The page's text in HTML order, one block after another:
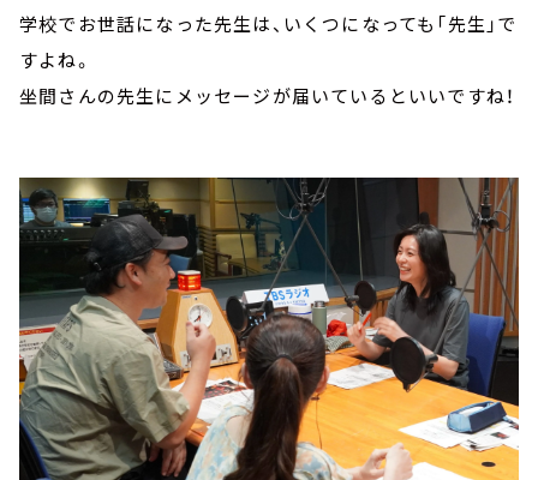
学校でお世話になった先生は、いくつになっても「先生」で
すよね。
坐間さんの先生にメッセージが届いているといいですね！